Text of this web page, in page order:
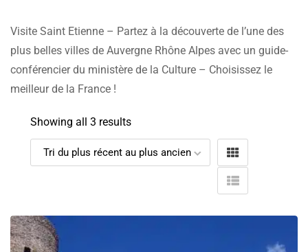
Visite Saint Etienne – Partez à la découverte de l’une des
plus belles villes de Auvergne Rhône Alpes avec un guide-
conférencier du ministère de la Culture – Choisissez le
meilleur de la France !
Showing all 3 results